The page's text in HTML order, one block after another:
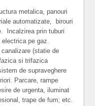
metalica, panouri
automatizate, birouri
Incalzirea prin tuburi
electrica pe gaz.
(statie de
si trifazica
de supraveghere
Parcare, rampe
de urgenta, iluminat
trape de fum; etc.